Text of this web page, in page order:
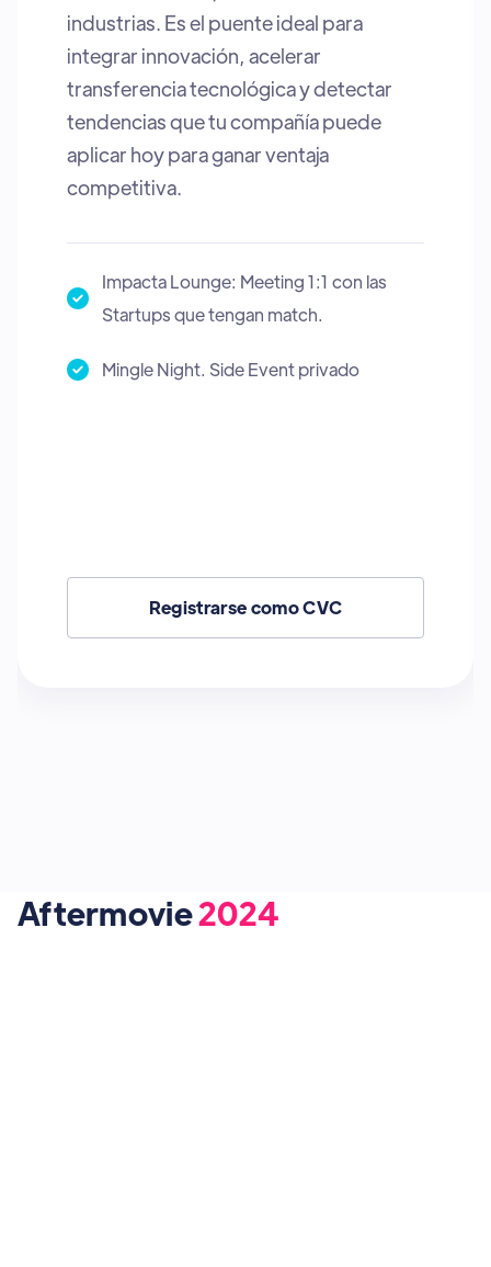
conectar con VCs y otros inversionistas
para coinvertir, y acceder a instancias
exclusivas de networking que permiten
generar relaciones estratégicas y
detectar oportunidades reales de
inversión en el ecosistema LATAM.
Impacta Lounge: Meeting 1:1 con las
Startups que tengan match.
Mingle Night. Side Event privado.
Registrarse como AI
Aftermovie2024